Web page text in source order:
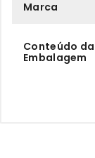
Marca
Conteúdo da
Embalagem